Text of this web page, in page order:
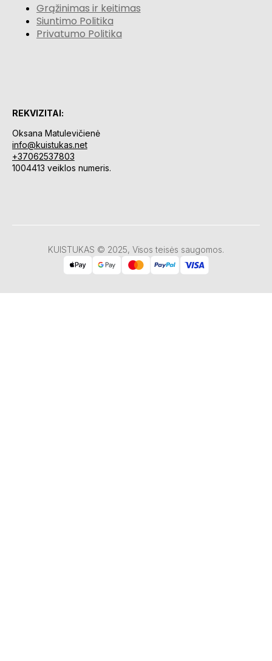
Grąžinimas ir keitimas
Siuntimo Politika
Privatumo Politika
REKVIZITAI:
Oksana Matulevičienė
info@kuistukas.net
+37062537803
1004413 veiklos numeris.
KUISTUKAS © 2025, Visos teisės saugomos.